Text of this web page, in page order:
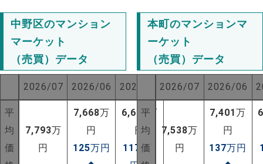
NEW!
中野区のマンション
マーケット
（売買）データ
2026/07 2026/06 2025/07
平
均
価
7,793万
円
7,668万
円
125万円
6,623万
円
1170万
本町のマンションマ
ーケット
（売買）データ
2026/07 2026/06
平
均
価
7,538万
円
7,401万
円
137万円